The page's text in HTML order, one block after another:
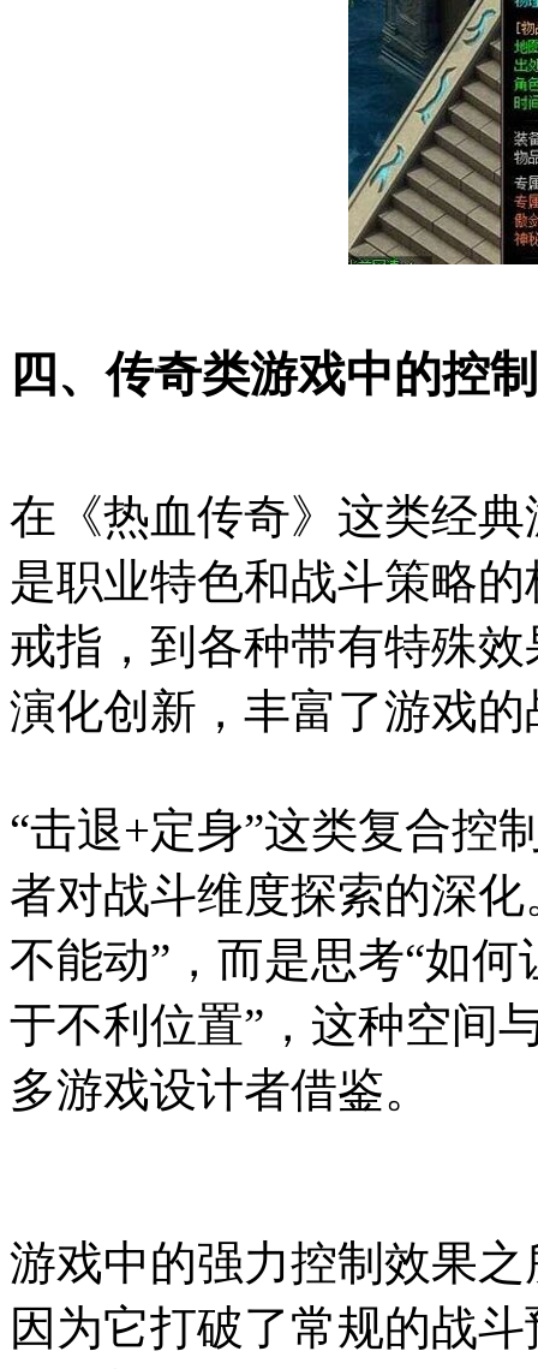
四、传奇类游戏中的控
在《热血传奇》这类经
是职业特色和战斗策略
戒指，到各种带有特殊
演化创新，丰富了游戏
“击退+定身”这类复合控
者对战斗维度探索的深
不能动”，而是思考“如
于不利位置”，这种空间
多游戏设计者借鉴。
游戏中的强力控制效果
因为它打破了常规的战